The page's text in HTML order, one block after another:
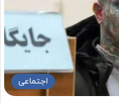
اجتماعی